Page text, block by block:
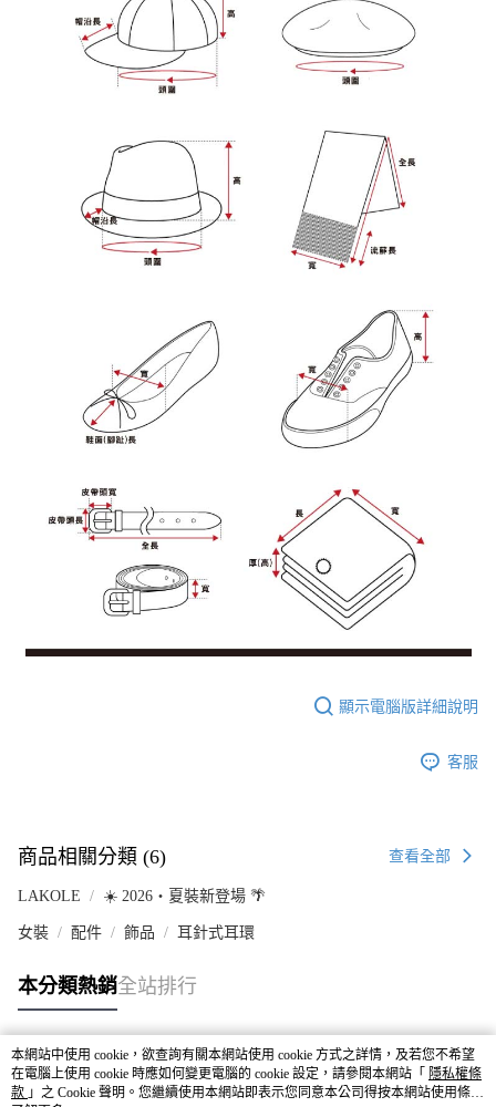
顯示電腦版詳細說明
客服
商品相關分類 (6) 查看全部
LAKOLE ☀️ 2026・夏裝新登場 🌴
女裝 配件 飾品 耳針式耳環
本分類熱銷全站排行
熱門標籤
本網站中使用 cookie，欲查詢有關本網站使用 cookie 方式之詳情，及若您不希望
在電腦上使用 cookie 時應如何變更電腦的 cookie 設定，請參閱本網站「 隱私權條
款 」之 Cookie 聲明。您繼續使用本網站即表示您同意本公司得按本網站使用條款